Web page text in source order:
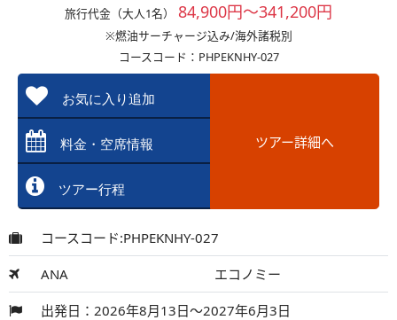
旅行代金（大人1名） 84,900円～341,200円
※燃油サーチャージ込み/海外諸税別
コースコード：PHPEKNHY-027
お気に入り追加
料金・空席情報
ツアー行程
ツアー詳細へ
コースコード:PHPEKNHY-027
ANA エコノミー
出発日：2026年8月13日～2027年6月3日